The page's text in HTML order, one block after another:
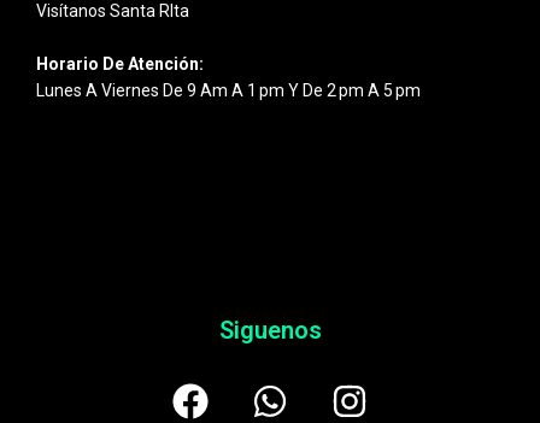
Visítanos Santa RIta
Horario De Atención:
Lunes A Viernes De 9 Am A 1 Pm Y De 2 Pm A 5 Pm
Siguenos